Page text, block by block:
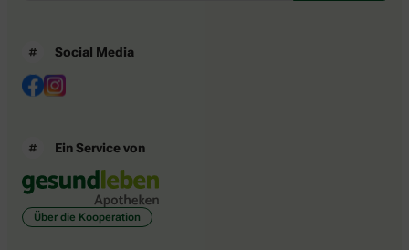
Social Media
Ein Service von
Über die Kooperation